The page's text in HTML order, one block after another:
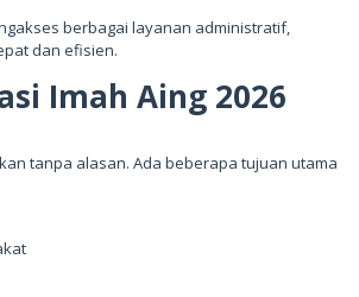
berbagai layanan administratif,
dan efisien.
Imah Aing 2026
tanpa alasan. Ada beberapa tujuan utama